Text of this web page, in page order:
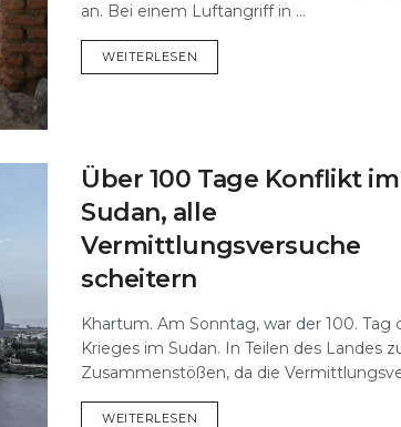
an. Bei einem Luftangriff in ...
WEITERLESEN
Über 100 Tage Konflikt im
Sudan, alle
Vermittlungsversuche
scheitern
Khartum. Am Sonntag, war der 100. Tag
Krieges im Sudan. In Teilen des Landes
Zusammenstößen, da die
WEITERLESEN